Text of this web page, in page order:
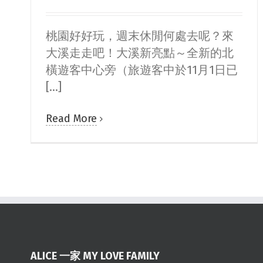
桃園好好玩，週末休閒何處去呢？來
大溪走走吧！大溪新亮點～全新的北
橫遊客中心旁（旅遊客中於11月1日已
[...]
Read More
ALICE 一家 MY LOVE FAMILY